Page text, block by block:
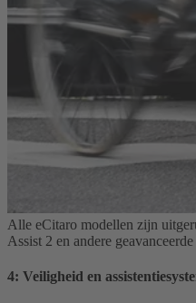
Alle eCitaro modellen zijn
Assist 2 en andere
4: Veiligheid en